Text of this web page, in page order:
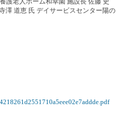
澤 道恵 氏 デイサービスセンター陽の